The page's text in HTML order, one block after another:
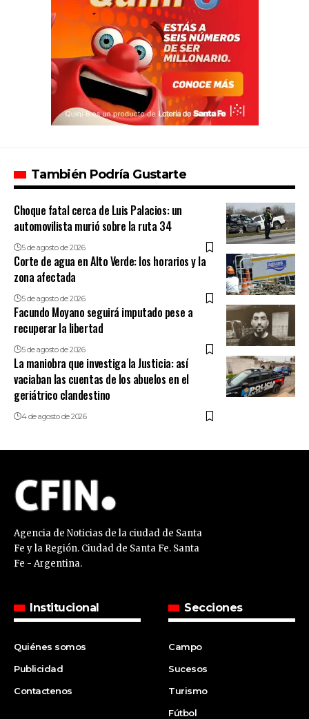
También Podría Gustarte
Choque fatal cerca de Luis Palacios: un
automovilista murió sobre la ruta 34
5 de agosto de 2026
Corte de agua en Alto Verde: los horarios y la
zona afectada
5 de agosto de 2026
Facundo Moyano seguirá imputado pese a
recuperar la libertad
5 de agosto de 2026
La maniobra que investiga la Justicia: así
vaciaban las cuentas de los abuelos en el
geriátrico clandestino
4 de agosto de 2026
Agencia de Noticias de la ciudad de Santa
Fe y la Región. Ciudad de Santa Fe. Santa
Fe - Argentina.
Institucional
Quiénes somos
Publicidad
Contactenos
Secciones
Campo
Sucesos
Turismo
Fútbol